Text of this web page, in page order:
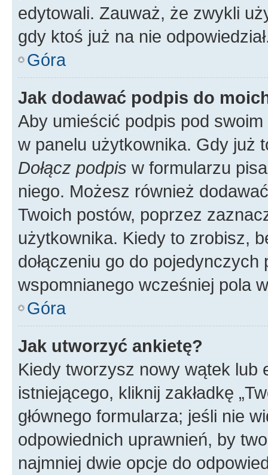
edytowali. Zauważ, że zwykli
gdy ktoś już na nie
Góra
Jak dodawać podpis do
Aby umieścić podpis pod
w panelu użytkownika. Gdy już
Dołącz podpis w formularzu
niego. Możesz również
Twoich postów, poprzez
użytkownika. Kiedy to zrobisz,
dołączeniu go do
wspomnianego wcześniej pola
Góra
Jak utworzyć ankietę?
Kiedy tworzysz nowy wątek lub
istniejącego, kliknij zakładkę
głównego formularza; jeśli nie
odpowiednich uprawnień, by
najmniej dwie opcje do